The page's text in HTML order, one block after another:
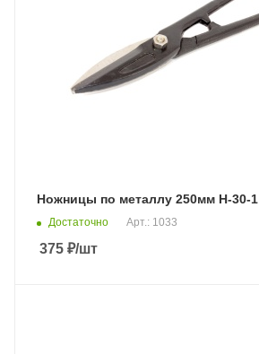
Ножницы по металлу 250мм Н-30-1
Достаточно Арт.: 1033
375 ₽/шт